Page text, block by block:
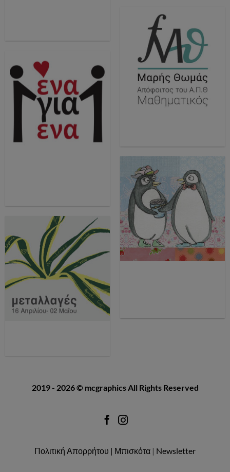
2019 - 2026© mcgraphicsAll Rights Reserved
Πολιτική Απορρήτου | Μπισκότα | Newsletter